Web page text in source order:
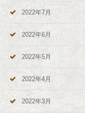
2022年7月
2022年6月
2022年5月
2022年4月
2022年3月